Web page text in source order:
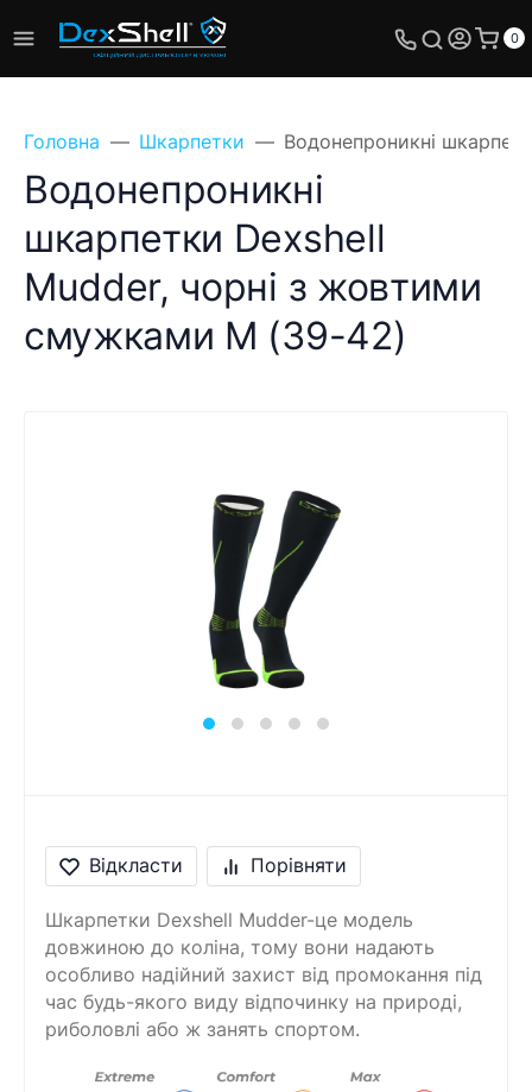
0
Головна Шкарпетки Водонепроникні
Водонепроникні
шкарпетки Dexshell
Mudder, чорні з жовтими
смужками M (39-42)
Відкласти Порівняти
Шкарпетки Dexshell Mudder-це модель
довжиною до коліна, тому вони надають
особливо надійний захист від промокання під
час будь-якого виду відпочинку на природі,
риболовлі або ж занять спортом.